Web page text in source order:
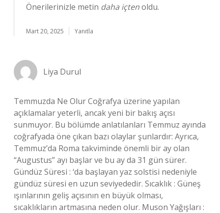
Önerilerinizle metin daha içtenoldu.
Mart 20, 2025 Yanıtla
Liya Durul
Temmuzda Ne Olur Coğrafya üzerine yapılan
açıklamalar yeterli, ancak yeni bir bakış açısı
sunmuyor. Bu bölümde anlatılanları Temmuz ayında
coğrafyada öne çıkan bazı olaylar şunlardır: Ayrıca,
Temmuz’da Roma takviminde önemli bir ay olan
“Augustus” ayı başlar ve bu ay da 31 gün sürer.
Gündüz Süresi : ‘da başlayan yaz solstisi nedeniyle
gündüz süresi en uzun seviyededir. Sıcaklık : Güneş
ışınlarının geliş açısının en büyük olması,
sıcaklıkların artmasına neden olur. Muson Yağışları :